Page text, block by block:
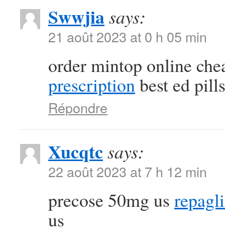
Swwjiasays:
21 août 2023 at 0 h 05 min
order mintop online
prescriptionbest ed pills
Répondre
Xucqtcsays:
22 août 2023 at 7 h 12 min
precose 50mg us
us